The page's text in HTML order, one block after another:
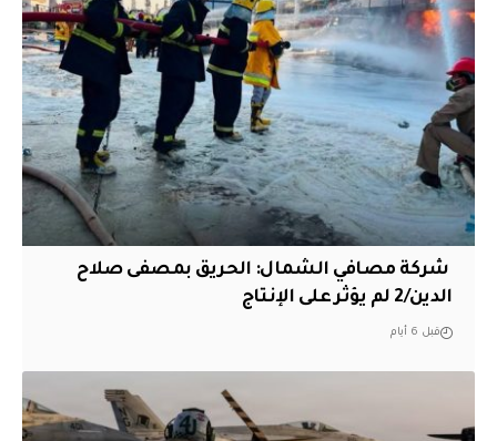
‏ شركة مصافي الشمال: الحريق بمصفى صلاح
الدين/2 لم يؤثر على الإنتاج
قبل 6 أيام